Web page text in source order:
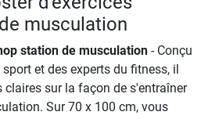
musculation
station de musculation - Conçu
et des experts du fitness, il
sur la façon de s'entraîner
Sur 70 x 100 cm, vous